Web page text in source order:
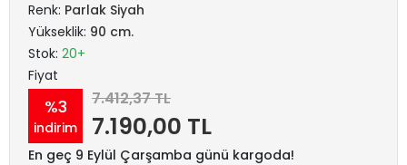
Renk: Parlak Siyah
Yükseklik: 90 cm.
Stok: 20+
Fiyat
%3
indirim
7.412,37 TL
7.190,00 TL
En geç 9 Eylül Çarşamba günü kargoda!